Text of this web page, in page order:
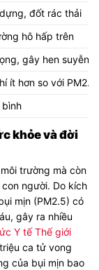
đốt rác thải
hô hấp trên
gây hen suyễn
ít hơn so với PM2.5
bình
khỏe và đời
trường mà còn
người. Do kích
mịn (PM2.5) có
gây ra nhiều
Y tế Thế giới
ca tử vong
của bụi mịn bao